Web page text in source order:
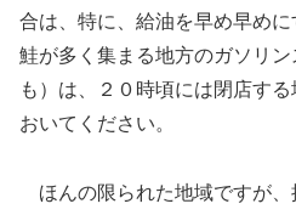
合は、特に、給油を早め早めに
鮭が多く集まる地方のガソリ
も）は、２０時頃には閉店す
おいてください。
ほんの限られた地域ですが、